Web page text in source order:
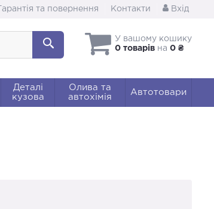
Гарантія та повернення Контакти Вхід
У вашому кошику
0 товарів на 0 ₴
Деталі
кузова
Олива та
автохімія
Автотовари